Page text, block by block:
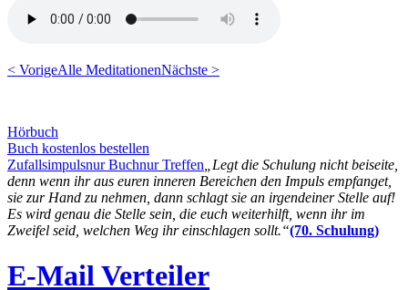
< VorigeAlle MeditationenNächste >
Hörbuch
Buch kostenlos bestellen
Zufallsimpulsnur Buchnur Treffen„Legt die Schulung nicht beiseite,
denn wenn ihr aus euren inneren Bereichen den Impuls empfanget,
sie zur Hand zu nehmen, dann schlagt sie an irgendeiner Stelle auf!
Es wird genau die Stelle sein, die euch weiterhilft, wenn ihr im
Zweifel seid, welchen Weg ihr einschlagen sollt.“(70. Schulung)
E-Mail Verteiler